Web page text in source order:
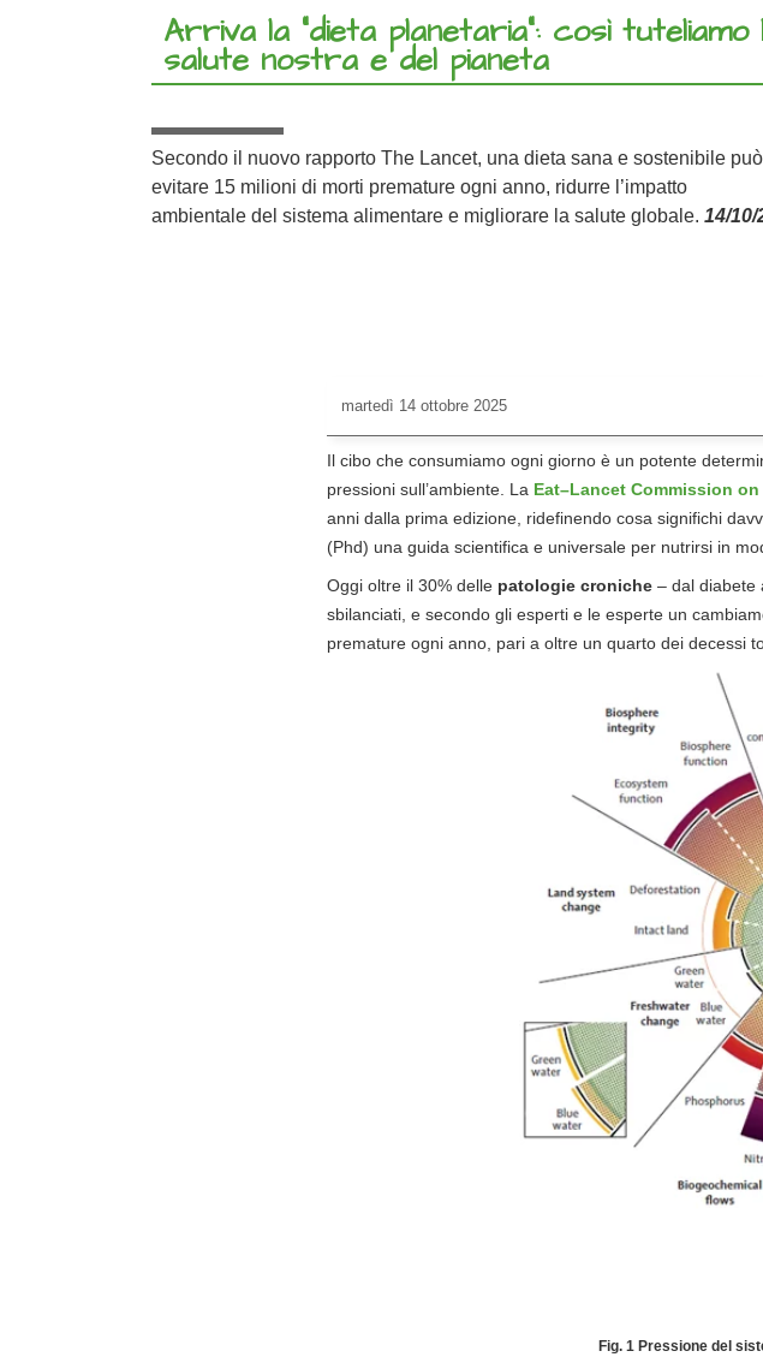
Arriva la “dieta planetaria”: così tuteliamo
salute nostra e del pianeta
Secondo il nuovo rapporto The Lancet, una dieta sana e sostenibile può
evitare 15 milioni di morti premature ogni anno, ridurre l’impatto
ambientale del sistema alimentare e migliorare la salute globale. 14/10/
martedì 14 ottobre 2025
Il cibo che consumiamo ogni giorno è un potente
pressioni sull’ambiente. La Eat–Lancet Commission
anni dalla prima edizione, ridefinendo cosa significhi
(Phd) una guida scientifica e universale per nutrirsi in
Oggi oltre il 30% delle patologie croniche – dal diabete
sbilanciati, e secondo gli esperti e le esperte un
premature ogni anno, pari a oltre un quarto dei decessi
Fig. 1 Pressione del